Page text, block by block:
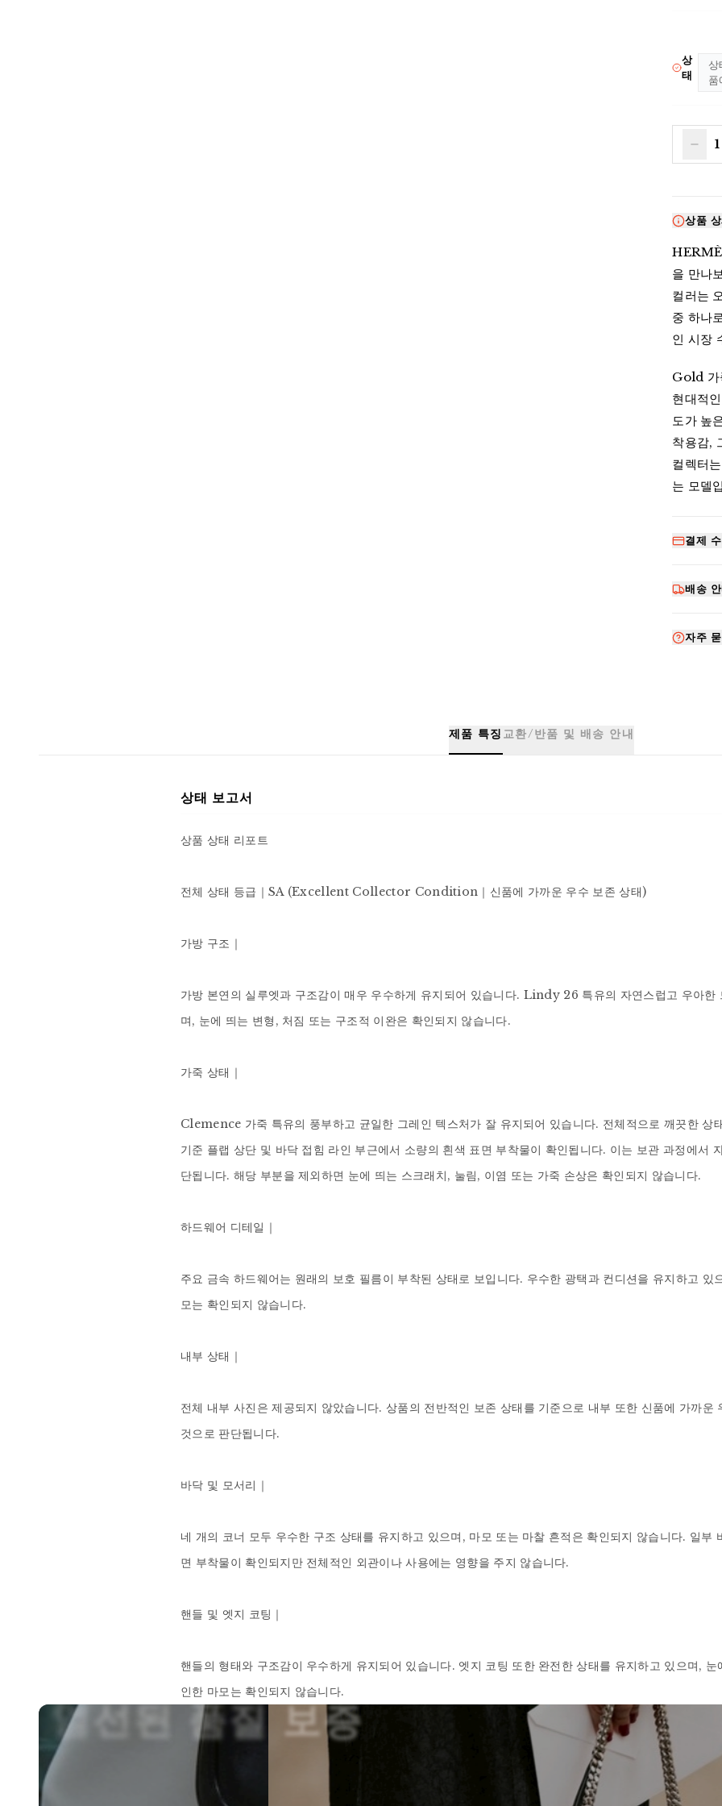
상
태
1
상품
을 만나
컬러는
중 하나
인 시장
Gold 가
현대적
도가 높
착용감,
컬렉터
는 모델
결제
배송
자주
제품 특징 교환/반품 및 배송 안내
상태 보고서
상품 상태 리포트
전체 상태 등급｜SA (Excellent Collector Condition｜신품에 가까운 우수 보존 상태)
가방 구조｜
가방 본연의 실루엣과 구조감이 매우 우수하게 유지되어 있습니다. Lindy 26 특유의 자연스럽고 우아한
며, 눈에 띄는 변형, 처짐 또는 구조적 이완은 확인되지 않습니다.
가죽 상태｜
Clemence 가죽 특유의 풍부하고 균일한 그레인 텍스처가 잘 유지되어 있습니다. 전체적으로 깨끗한 상
기준 플랩 상단 및 바닥 접힘 라인 부근에서 소량의 흰색 표면 부착물이 확인됩니다. 이는 보관 과정에서
단됩니다. 해당 부분을 제외하면 눈에 띄는 스크래치, 눌림, 이염 또는 가죽 손상은 확인되지 않습니다.
하드웨어 디테일｜
주요 금속 하드웨어는 원래의 보호 필름이 부착된 상태로 보입니다. 우수한 광택과 컨디션을 유지하고 있
모는 확인되지 않습니다.
내부 상태｜
전체 내부 사진은 제공되지 않았습니다. 상품의 전반적인 보존 상태를 기준으로 내부 또한 신품에 가까운
것으로 판단됩니다.
바닥 및 모서리｜
네 개의 코너 모두 우수한 구조 상태를 유지하고 있으며, 마모 또는 마찰 흔적은 확인되지 않습니다. 일부
면 부착물이 확인되지만 전체적인 외관이나 사용에는 영향을 주지 않습니다.
핸들 및 엣지 코팅｜
핸들의 형태와 구조감이 우수하게 유지되어 있습니다. 엣지 코팅 또한 완전한 상태를 유지하고 있으며,
인한 마모는 확인되지 않습니다.
전 문 정 품 감 정